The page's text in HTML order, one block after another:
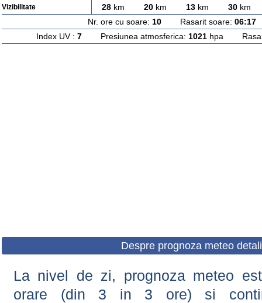
Vizibilitate 28km 20km 13km 30km
Nr. ore cu soare: 10Rasarit soare: 06:17
Index UV : 7Presiunea atmosferica: 1021hpa
Despre prognoza meteo
La nivel de zi, prognoza meteo
orare (din 3 in 3 ore) si